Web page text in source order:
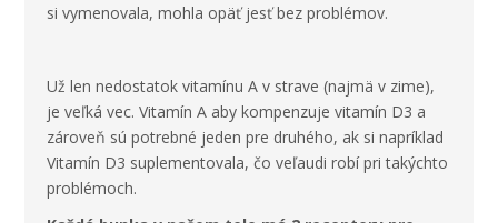
si vymenovala, mohla opäť jesť bez problémov.
Už len nedostatok vitamínu A v strave (najmä v zime),
je veľká vec. Vitamín A aby kompenzuje vitamín D3 a
zároveň sú potrebné jeden pre druhého, ak si napríklad
Vitamín D3 suplementovala, čo veľaudi robí pri takýchto
problémoch.